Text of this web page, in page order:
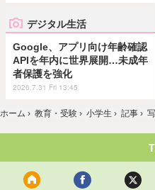
デジタル生活
Google、アプリ向け年齢確認
APIを年内に世界展開…未成年
者保護を強化
2026.7.31 Fri 13:45
ホーム › 教育・受験 › 小学生 › 記事 ›